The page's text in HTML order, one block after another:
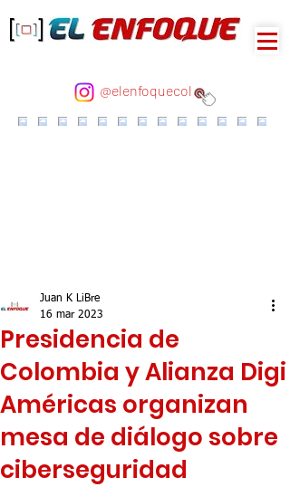
@elenfoquecol
Presidencia de
Colombia y Alianza Digi
Américas organizan
mesa de diálogo sobre
ciberseguridad
Juan K LiBre
16 mar 2023